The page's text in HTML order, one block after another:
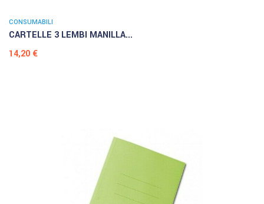
CONSUMABILI
CARTELLE 3 LEMBI MANILLA...
Prezzo
14,20 €